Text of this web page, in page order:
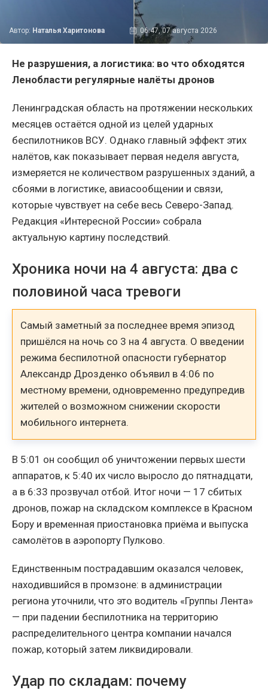
Автор: Наталья Харитонова 06:47, 07 августа 2026
Не разрушения, а логистика: во что обходятся
Ленобласти регулярные налёты дронов
Ленинградская область на протяжении нескольких
месяцев остаётся одной из целей ударных
беспилотников ВСУ. Однако главный эффект этих
налётов, как показывает первая неделя августа,
измеряется не количеством разрушенных зданий, а
сбоями в логистике, авиасообщении и связи,
которые чувствует на себе весь Северо-Запад.
Редакция «Интересной России» собрала
актуальную картину последствий.
Хроника ночи на 4 августа: два с
половиной часа тревоги
Самый заметный за последнее время эпизод
пришёлся на ночь со 3 на 4 августа. О введении
режима беспилотной опасности губернатор
Александр Дрозденко объявил в 4:06 по
местному времени, одновременно предупредив
жителей о возможном снижении скорости
мобильного интернета.
В 5:01 он сообщил об уничтожении первых шести
аппаратов, к 5:40 их число выросло до пятнадцати,
а в 6:33 прозвучал отбой. Итог ночи — 17 сбитых
дронов, пожар на складском комплексе в Красном
Бору и временная приостановка приёма и выпуска
самолётов в аэропорту Пулково.
Единственным пострадавшим оказался человек,
находившийся в промзоне: в администрации
региона уточнили, что это водитель «Группы Лента»
— при падении беспилотника на территорию
распределительного центра компании начался
пожар, который затем ликвидировали.
Удар по складам: почему